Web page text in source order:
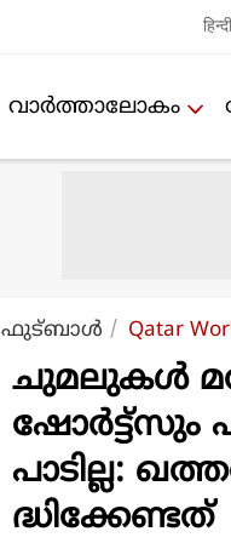
हिन्दी
വാര്‍ത്താലോകം
ഫുട്ബാള്‍ Qatar
ചുമലുകൾ
ഷോർട്ട്സും
പാടില്ല:
ദ്ധിക്കേണ്ടത്